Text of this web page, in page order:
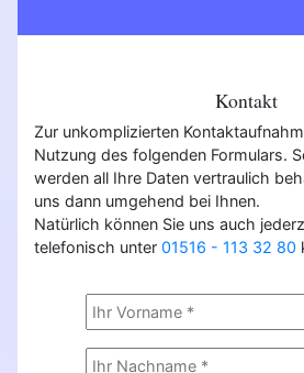
Kontakt
Zur unkomplizierten
Nutzung des folgenden Formulars.
werden all Ihre Daten vertraulich
uns dann umgehend bei Ihnen.
Natürlich können Sie uns auch
telefonisch unter 01516 - 113 32 80